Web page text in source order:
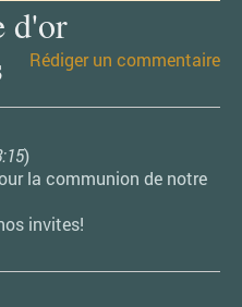
d'or
Rédiger un commentaire
)
la communion de notre
invites!